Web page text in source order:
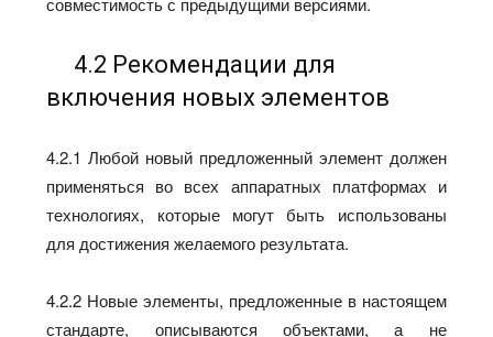
4.2 Рекомендации для
включения новых элементов
4.2.1 Любой новый предложенный элемент должен
применяться во всех аппаратных платформах и
технологиях, которые могут быть использованы
для достижения желаемого результата.
4.2.2 Новые элементы, предложенные в настоящем
стандарте, описываются объектами, а не